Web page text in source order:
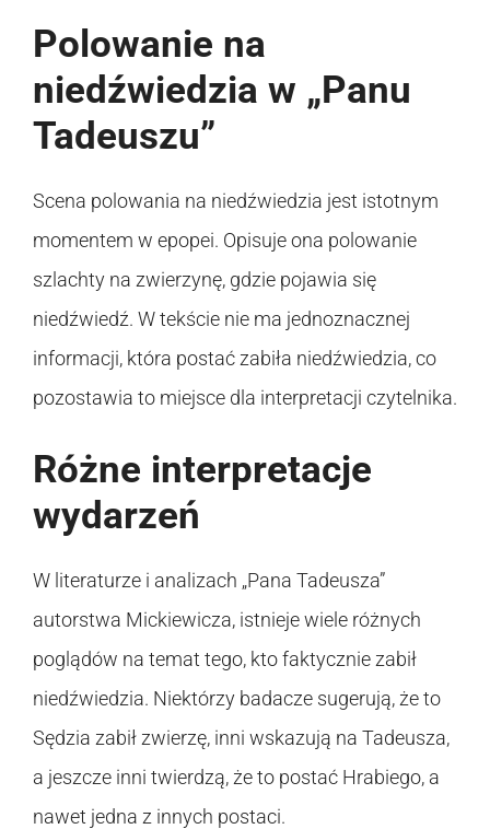
Polowanie na
niedźwiedzia w „Panu
Tadeuszu”
Scena polowania na niedźwiedzia jest istotnym
momentem w epopei. Opisuje ona polowanie
szlachty na zwierzynę, gdzie pojawia się
niedźwiedź. W tekście nie ma jednoznacznej
informacji, która postać zabiła niedźwiedzia, co
pozostawia to miejsce dla interpretacji czytelnika.
Różne interpretacje
wydarzeń
W literaturze i analizach „Pana Tadeusza”
autorstwa Mickiewicza, istnieje wiele różnych
poglądów na temat tego, kto faktycznie zabił
niedźwiedzia. Niektórzy badacze sugerują, że to
Sędzia zabił zwierzę, inni wskazują na Tadeusza,
a jeszcze inni twierdzą, że to postać Hrabiego, a
nawet jedna z innych postaci.